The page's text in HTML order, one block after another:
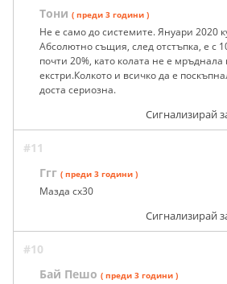
Тони ( преди 3 години )
Не е само до системите. Януари 2020
Абсолютно същия, след отстъпка, е с
почти 20%, като колата не е мръднала
екстри.Колкото и всичко да е
доста сериозна.
Сигнализирай
#11
Ггг ( преди 3 години )
Мазда сх30
Сигнализирай
#10
Бай Пешо ( преди 3 години )